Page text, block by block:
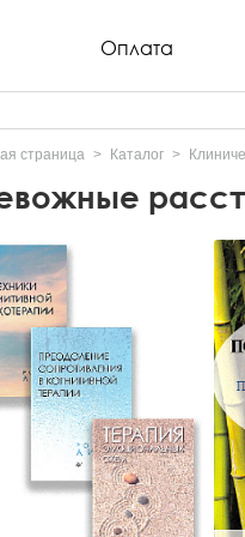
Оплата
страница Каталог